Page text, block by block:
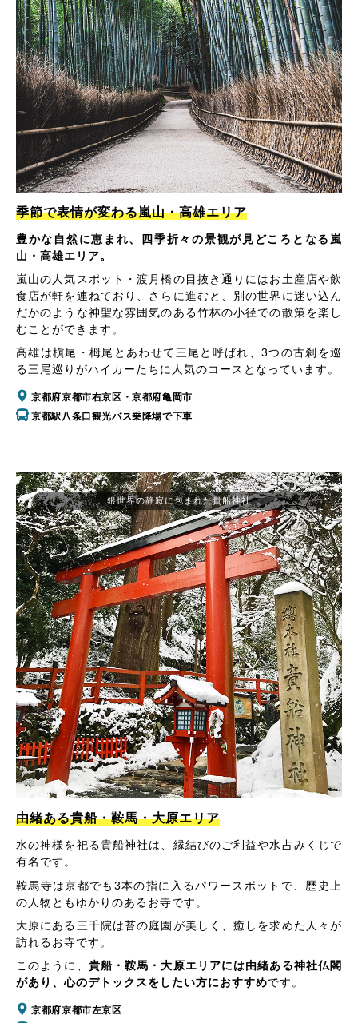
季節で表情が変わる嵐山・高雄エリア
豊かな自然に恵まれ、四季折々の景観が見どころとなる嵐
山・高雄エリア。
嵐山の人気スポット・渡月橋の目抜き通りにはお土産店や飲
食店が軒を連ねており、さらに進むと、別の世界に迷い込ん
だかのような神聖な雰囲気のある竹林の小径での散策を楽し
むことができます。
高雄は槇尾・栂尾とあわせて三尾と呼ばれ、3つの古刹を巡
る三尾巡りがハイカーたちに人気のコースとなっています。
京都府京都市右京区・京都府亀岡市
京都駅八条口観光バス乗降場で下車
由緒ある貴船・鞍馬・大原エリア
水の神様を祀る貴船神社は、縁結びのご利益や水占みくじで
有名です。
鞍馬寺は京都でも3本の指に入るパワースポットで、歴史上
の人物ともゆかりのあるお寺です。
大原にある三千院は苔の庭園が美しく、癒しを求めた人々が
訪れるお寺です。
このように、 貴船・鞍馬・大原エリアには由緒ある神社仏閣
があり、心のデトックスをしたい方におすすめです。
京都府京都市左京区
銀世界の静寂に包まれた貴船神社